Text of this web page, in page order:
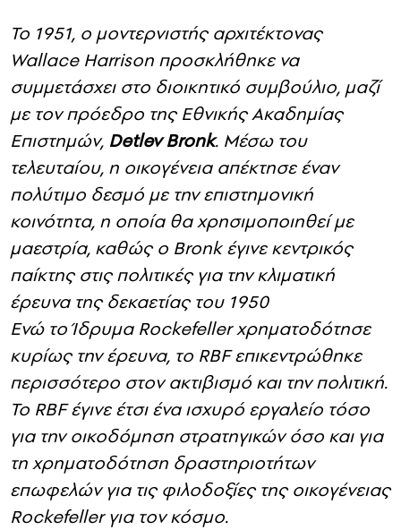
Το 1951, ο μοντερνιστής αρχιτέκτονας
Wallace Harrison προσκλήθηκε να
συμμετάσχει στο διοικητικό συμβούλιο, μαζί
με τον πρόεδρο της Εθνικής Ακαδημίας
Επιστημών, Detlev Bronk. Μέσω του
τελευταίου, η οικογένεια απέκτησε έναν
πολύτιμο δεσμό με την επιστημονική
κοινότητα, η οποία θα χρησιμοποιηθεί με
μαεστρία, καθώς ο Bronk έγινε κεντρικός
παίκτης στις πολιτικές για την κλιματική
έρευνα της δεκαετίας του 1950
Ενώ το Ίδρυμα Rockefeller χρηματοδότησε
κυρίως την έρευνα, το RBF επικεντρώθηκε
περισσότερο στον ακτιβισμό και την πολιτική.
Το RBF έγινε έτσι ένα ισχυρό εργαλείο τόσο
για την οικοδόμηση στρατηγικών όσο και για
τη χρηματοδότηση δραστηριοτήτων
επωφελών για τις φιλοδοξίες της οικογένειας
Rockefeller για τον κόσμο.